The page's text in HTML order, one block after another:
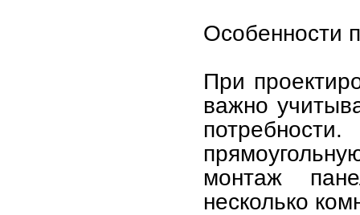
Особенности
При
важно
монтаж
несколько